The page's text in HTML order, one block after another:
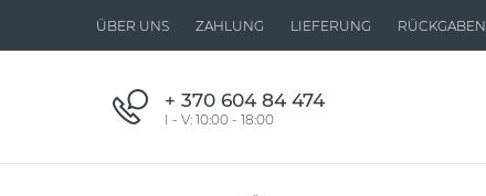
ÜBER UNS ZAHLUNG LIEFERUNG RÜCKGABEN
+ 370 604 84 474
I - V: 10:00 - 18:00